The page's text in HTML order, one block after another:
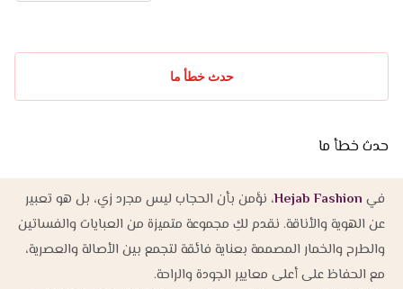
حدث خطأ ما
حدث خطأ ما
في Hejab Fashion، نؤمن بأن الحجاب ليس مجرد زي، بل هو تعبير
عن الهوية والأناقة. نقدم لكِ مجموعة متميزة من العبايات والفساتين
والطرح والخمار المصممة بعناية فائقة لتجمع بين الأصالة والعصرية،
مع الحفاظ على أعلى معايير الجودة والراحة.